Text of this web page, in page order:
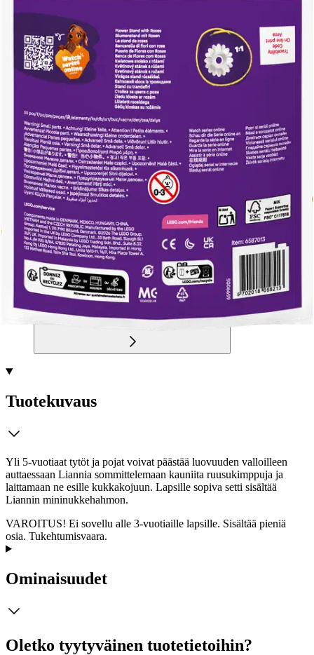
Asiakasomistajahinta
Hinta ilman S-Etukorttia: 3,55 €
Verkkokaupan hinta
Valitse toimitustapa
Nouto myymälästä
Ilmainen
Siirry valitsemaan myymälä
Kotiin tai noutopisteeseen
Ilmainen toimitus yli 100 €:n tilauksille
Postin pakettiautomaattiin tai
palvelupisteeseen!
Etu ei koske Suuri‑lisäpalvelulla toimitettavia tuotteita.
Tarkista myymäläsaatavuus
Tuotekuvaus
Yli 5-vuotiaat tytöt ja pojat voivat päästää luovuuden valloilleen
auttaessaan Liannia sommittelemaan kauniita ruusukimppuja ja
laittamaan ne esille kukkakojuun. Lapsille sopiva setti sisältää
Liannin mininukkehahmon.
VAROITUS! Ei sovellu alle 3-vuotiaille lapsille. Sisältää pieniä
osia. Tukehtumisvaara.
Ominaisuudet
Oletko tyytyväinen tuotetietoihin?